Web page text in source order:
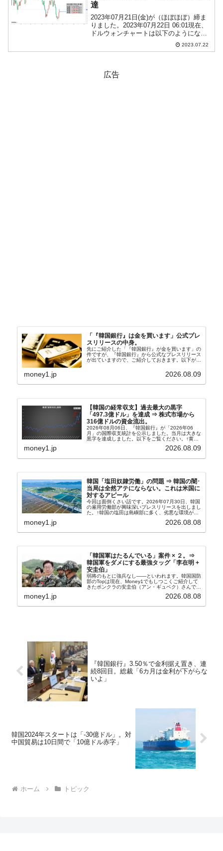
達
2023年07月21日(金)が（ほぼほぼ）締ま
りました。2023年07月22日 06:01現在、
ドルウォンチャートは以下のようになっ
ています（チャートは『Investing.com』
より引用：以下同）。これから調整が入
2023.07.22
広告
「『韓国銀行』は金を買います」公式プレ
スリリースの中身。
先にご紹介した「『韓国銀行』が金を買います」の
件ですが、『韓国銀行』から公式なプレスリリース
が出ていますので、ご紹介しておきます。以下が全
れ協力体制を構築□『韓国銀行』は、国内生産金の
money1.jp 2026.08.09
【韓国の経常収支】過去最大の黒字
「497.3億ドル」を達成 ⇒ 株式市場から
316億ドルの資金流出。
2026年08月06日、『韓国銀行』が「2026年06
月」の国際収支統計を公示しました。当月は大きな
黒字を達成しました。以下をご覧ください。↑黄色
の経常収支です。2026年06月貿易収支：4...
money1.jp 2026.08.09
韓国「塩田奴隷労働」の問題 ⇒ 韓国の闇･
当局は全然アテにならない。これは米国に
対するアピール
今回は面倒くさい話です。2026年07月30日、韓国
の雇用労働部が興味深いプレスリリースを出しまし
た。↑韓国の塩田は島嶼部に多く、劣悪な環境が一
たといわれます（後述）。これは、いわゆる「塩田
money1.jp 2026.08.08
「韓国軍はたるんでいる」案件 × ２。⇒
韓国軍をダメにする最強タッグ「李在明 +
安圭伯」
弱将のもとに強兵なし――といわれます。韓国国防
部のTopは現在、Money1でもしつこくご紹介して
きたボンクラの安圭伯（アン・ギュベク）さんで
さんと「韓国初の文官上がり」の国防部長官安圭伯
money1.jp 2026.08.08
『韓国銀行』3.50％で金利据え置き、連
続8回目。総裁「6カ月は金利が下がらな
いよ」
韓国2024年スタートは「-30億ドル」。対
中国貿易は10日間で「10億ドル赤字」
ホーム トピック